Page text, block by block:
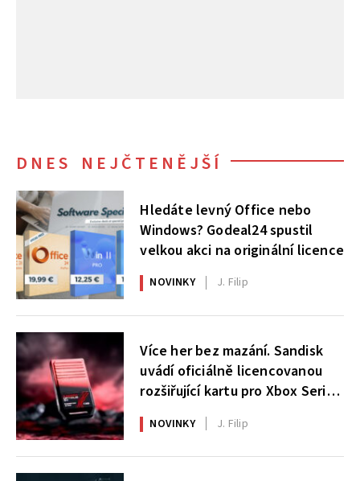
DNES NEJČTENĚJŠÍ
Hledáte levný Office nebo
Windows? Godeal24 spustil
velkou akci na originální licence
NOVINKY J. Filip
Více her bez mazání. Sandisk
uvádí oficiálně licencovanou
rozšiřující kartu pro Xbox Series
X|S
NOVINKY J. Filip